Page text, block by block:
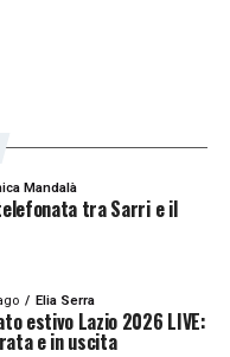
Mandalà
tra Sarri e il
Elia Serra
estivo Lazio 2026 LIVE:
e in uscita